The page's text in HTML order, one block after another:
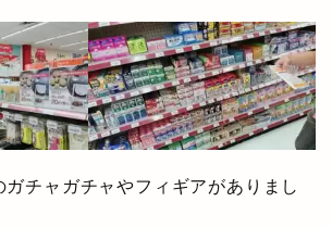
ガチャガチャやフィギアがありまし